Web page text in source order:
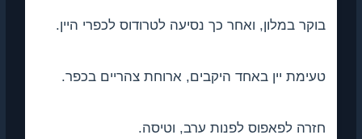
בוקר במלון, ואחר כך נסיעה לטרודוס לכפרי היין.
טעימת יין באחד היקבים, ארוחת צהריים בכפר.
חזרה לפאפוס לפנות ערב, וטיסה.